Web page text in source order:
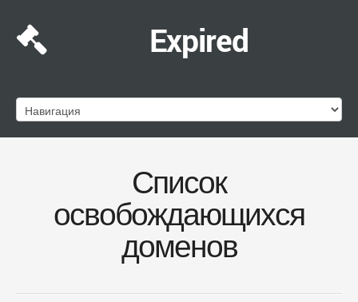
Expired
Список
освобождающихся
доменов